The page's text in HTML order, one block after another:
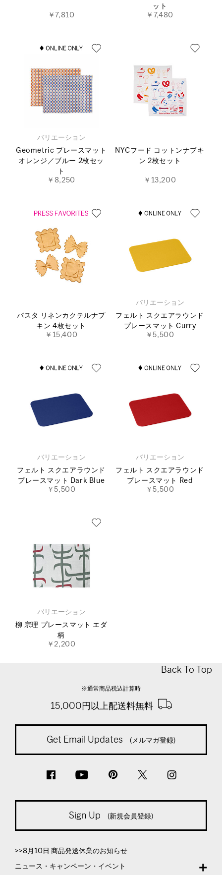
￥7,810
ット
￥7,480
バリエーション
Geometric プレースマット
オレンジ／ブルー 2枚セッ
ト
￥8,250
NYCフード コットンナプキ
ン 2枚セット
￥13,200
パスタ リネンカクテルナプ
キン 4枚セット
￥15,400
バリエーション
フェルト スクエアラウンド
プレースマット Curry
￥5,500
バリエーション
フェルト スクエアラウンド
プレースマット Dark Blue
￥5,500
バリエーション
フェルト スクエアラウンド
プレースマット Red
￥5,500
バリエーション
柳 宗理 プレースマット エダ
柄
￥2,200
Back To Top
※通常商品税込計算時
15,000円以上配送料無料
Get Email Updates (メルマガ登録)
Sign Up (新規会員登録)
>>8月10日 商品発送休業のお知らせ
ニュース・キャンペーン・イベント